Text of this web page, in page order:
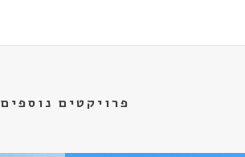
פרויקטים נוספים